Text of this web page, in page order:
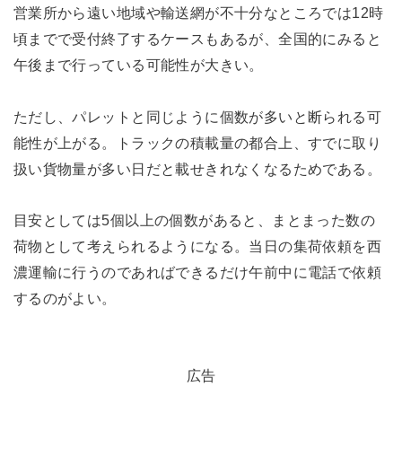
営業所から遠い地域や輸送網が不十分なところでは12時
頃までで受付終了するケースもあるが、全国的にみると
午後まで行っている可能性が大きい。
ただし、パレットと同じように個数が多いと断られる可
能性が上がる。トラックの積載量の都合上、すでに取り
扱い貨物量が多い日だと載せきれなくなるためである。
目安としては5個以上の個数があると、まとまった数の
荷物として考えられるようになる。当日の集荷依頼を西
濃運輸に行うのであればできるだけ午前中に電話で依頼
するのがよい。
広告